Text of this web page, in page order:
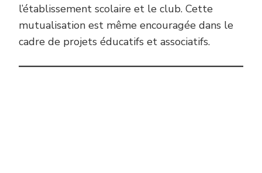
l’établissement scolaire et le club. Cette
mutualisation est même encouragée dans le
cadre de projets éducatifs et associatifs.